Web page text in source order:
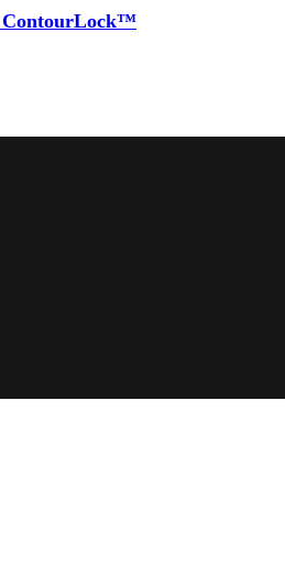
ContourLock™